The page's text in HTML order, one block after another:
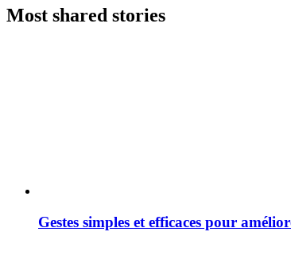
Most shared stories
Gestes simples et efficaces pour